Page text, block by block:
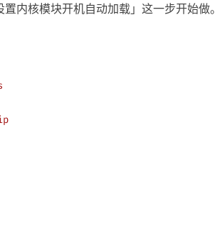
内核模块开机自动加载」这一步开始做。